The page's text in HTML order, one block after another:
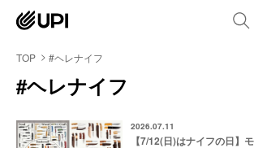
TOP #ヘレナイフ
#ヘレナイフ
2026.07.11
【7/12(日)はナイフの日】